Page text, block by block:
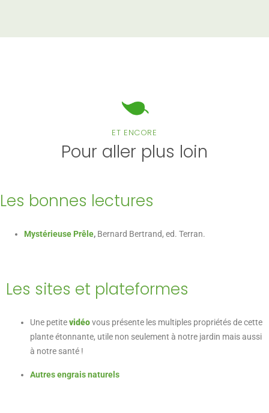
ET ENCORE
Pour aller plus loin
Les bonnes lectures
Mystérieuse Prêle, Bernard Bertrand, ed. Terran.
Les sites et plateformes
Une petitevidéovous présente les multiples propriétés de cette
plante étonnante, utile non seulement à notre jardin mais aussi
à notre santé !
Autres engrais naturels